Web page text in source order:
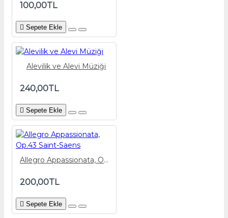
100,00TL
Sepete Ekle
Alevilik ve Alevi Müziği
240,00TL
Sepete Ekle
Allegro Appassionata, Op.43 Saint-Saens
200,00TL
Sepete Ekle